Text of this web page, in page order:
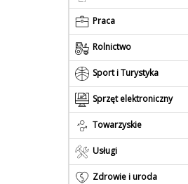
Praca
Rolnictwo
Sport i Turystyka
Sprzęt elektroniczny
Towarzyskie
Usługi
Zdrowie i uroda